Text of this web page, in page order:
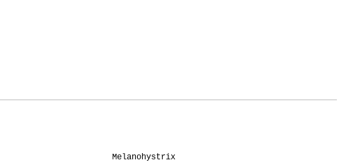
Melanohystrix